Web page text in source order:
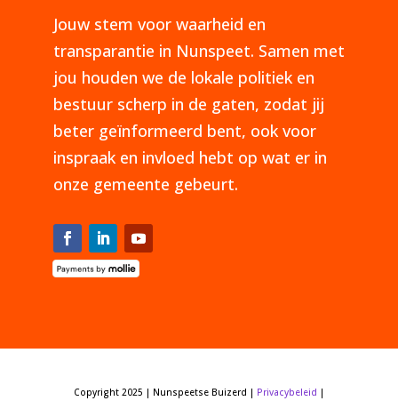
Jouw stem voor waarheid en
transparantie in Nunspeet. Samen met
jou houden we de lokale politiek en
bestuur scherp in de gaten, zodat jij
beter geïnformeerd bent, ook voor
inspraak en invloed hebt op wat er in
onze gemeente gebeurt.
Copyright 2025 | Nunspeetse Buizerd | Privacybeleid |